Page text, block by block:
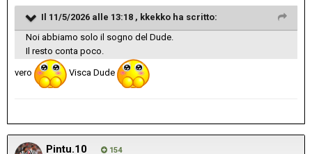
Il 11/5/2026 alle 13:18 , kkekko ha scritto:
Noi abbiamo solo il sogno del Dude.
Il resto conta poco.
vero Visca Dude
Pintu.10 154